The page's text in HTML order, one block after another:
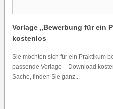
Vorlage „Bewerbung für ein
kostenlos
Sie möchten sich für ein Praktikum
passende Vorlage – Download
Sache, finden Sie ganz...